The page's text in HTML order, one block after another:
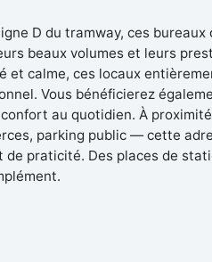
D du tramway, ces bureaux
beaux volumes et leurs
et calme, ces locaux
Vous bénéficierez
au quotidien. À
parking public — cette
praticité. Des places de